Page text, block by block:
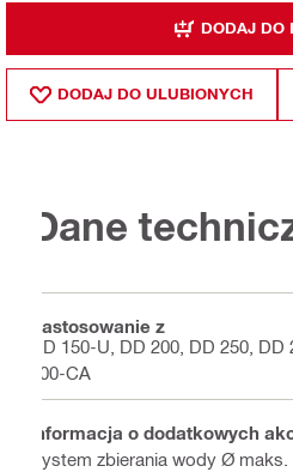
DODAJ DO
DODAJ DO ULUBIONYCH
Dane
Zastosowanie z
DD 150-U, DD 200, DD 250,
500-CA
Informacja o dodatkowych
System zbierania wody Ø maks.